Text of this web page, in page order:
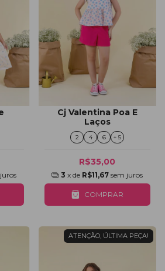
Cj Valentina Poa E
Laços
2 4 6 + 5
R$35,00
3 x de R$11,67 sem juros
COMPRAR
ATENÇÃO, ÚLTIMA PEÇA!